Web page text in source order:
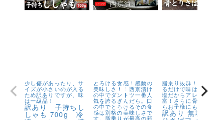
少し傷があったり、サ
イズが小さいのが入る
ため訳ありですが、味
は一級品！
訳あり 子持ちし
しゃも 700g 冷
とろける食感！感動の
美味しさ！！西京漬け
の中でダントツ一番人
気を誇るぎんだら。口
の中でとろけるその食
感は別格の美味しさで
す。脂乗りが最高の新
脂乗り抜群！キズが
るだけで味は1級品
塩だからアレンジが
富！さらに骨取りだ
らお子様にも安心！
訳あり 無塩 骨取